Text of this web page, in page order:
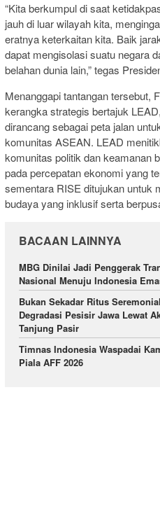
“Kita berkumpul di saat
jauh di luar wilayah kita,
eratnya keterkaitan kita. Baik
dapat mengisolasi suatu negara
belahan dunia lain,” tegas
Menanggapi tantangan tersebut,
kerangka strategis bertajuk
dirancang sebagai peta jalan
komunitas ASEAN. LEAD
komunitas politik dan keamanan
pada percepatan ekonomi yang
sementara RISE ditujukan untuk
budaya yang inklusif serta
BACAAN LAINNYA
MBG Dinilai Jadi Penggerak
Nasional Menuju Indonesia
Bukan Sekadar Ritus
Degradasi Pesisir Jawa Lewat
Tanjung Pasir
Timnas Indonesia Waspadai
Piala AFF 2026